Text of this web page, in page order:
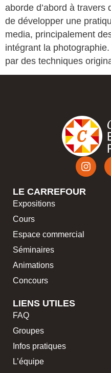
aborde d’abord à
de développer une
media, principalement
intégrant la
par des techniques
LE CARREFOUR
Expositions
Cours
Espace commercial
Séminaires
Animations
Concours
LIENS UTILES
FAQ
Groupes
Infos pratiques
L’équipe